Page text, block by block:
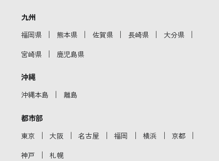
九州
福岡県 ｜ 熊本県 ｜ 佐賀県 ｜ 長崎県 ｜ 大分県 ｜
宮崎県 ｜ 鹿児島県
沖縄
沖縄本島 ｜ 離島
都市部
東京 ｜ 大阪 ｜ 名古屋 ｜ 福岡 ｜ 横浜 ｜ 京都 ｜
神戸 ｜ 札幌